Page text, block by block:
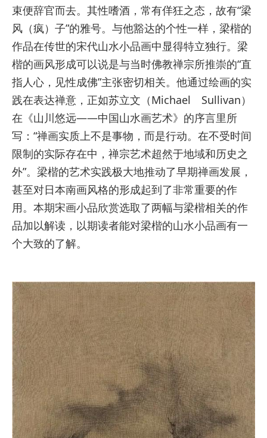
束便辞官而去。其性嗜酒，常有佯狂之态，故有“梁
风（疯）子”的雅号。与他豁达的个性一样，梁楷的
作品在传世的宋代山水小品画中显得特立独行。梁
楷的画风形成可以说是与当时佛教禅宗所推崇的“直
指人心，见性成佛”主张密切相关。他通过绘画的实
践在表达禅意，正如苏立文（Michael Sullivan）
在《山川悠远——中国山水画艺术》的序言里所
写：“禅画实质上不是事物，而是行动。在不受时间
限制的实际存在中，禅宗艺术超然于地域和历史之
外”。梁楷的艺术实践极大地推动了早期禅画发展，
甚至对日本南画风格的形成起到了非常重要的作
用。本期宋画小品欣赏选取了两幅与梁楷相关的作
品加以解读，以期读者能对梁楷的山水小品画有一
个大致的了解。